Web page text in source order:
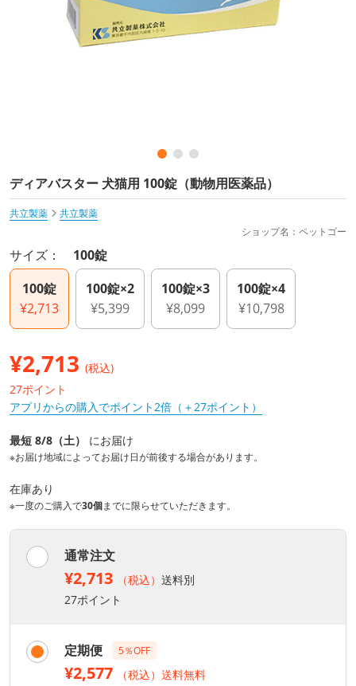
ディアバスター 犬猫用 100錠（動物用医薬品）
共立製薬
共立製薬
ショップ名：ペットゴー
サイズ： 100錠
100錠
¥2,713
100錠×2
¥5,399
100錠×3
¥8,099
100錠×4
¥10,798
¥2,713 (税込)
27ポイント
アプリからの購入でポイント2倍（＋27ポイント）
最短 8/8（土） にお届け
※お届け地域によってお届け日が前後する場合があります。
在庫あり
※一度のご購入で30個までに限らせていただきます。
通常注文
¥2,713 （税込） 送料別
27ポイント
定期便 5％OFF
¥2,577
（税込）送料無料